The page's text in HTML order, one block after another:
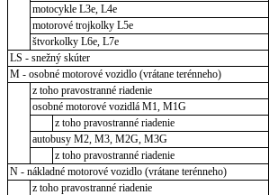
motocykle L3e, L4e
motorové trojkolky L5e
štvorkolky L6e, L7e
LS - snežný skúter
M - osobné motorové vozidlo (vrátane terénneho)
z toho pravostranné riadenie
osobné motorové vozidlá M1, M1G
z toho pravostranné riadenie
autobusy M2, M3, M2G, M3G
z toho pravostranné riadenie
N - nákladné motorové vozidlo (vrátane terénneho)
z toho pravostranné riadenie